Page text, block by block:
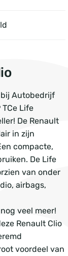
Autobedrijf
Life
De Renault
in zijn
compacte,
De Life
van onder
airbags,
veel meer!
Renault Clio
voordeel van